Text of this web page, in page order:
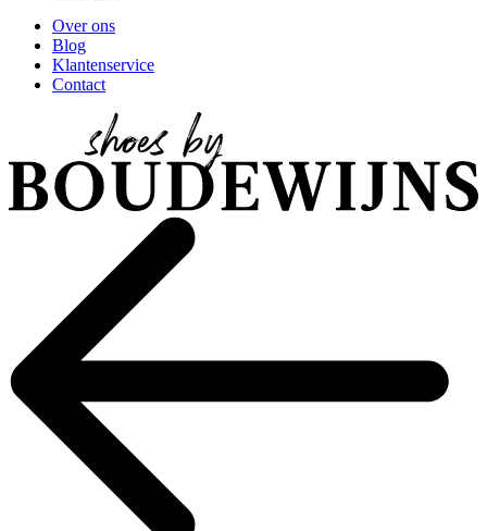
Over ons
Blog
Klantenservice
Contact